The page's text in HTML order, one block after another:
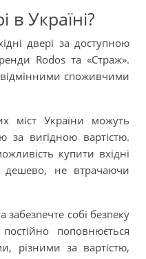
в Україні?
двері за доступною
Rodos та «Страж».
споживчими
міст України можуть
за вигідною вартістю.
купити вхідні
дешево, не втрачаючи
собі безпеку
поповнюється
різними за вартістю,